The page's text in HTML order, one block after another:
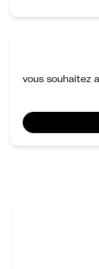
vous souhaitez